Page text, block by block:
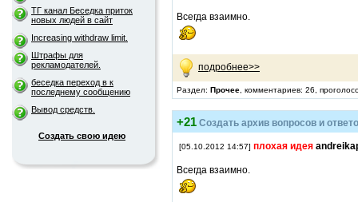
ТГ канал Беседка приток
новых людей в сайт
Increasing withdraw limit.
Штрафы для
рекламодателей.
беседка переход в к
последнему сообщению
Вывод средств.
Создать свою идею
Всегда взаимно.
подробнее>>
Раздел: Прочее , комментариев: 26,
+21 Создать архив вопросов и
[05.10.2012 14:57] плохая идея
Всегда взаимно.